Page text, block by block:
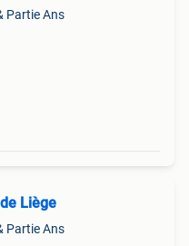
Partie Ans
Liège
Partie Ans